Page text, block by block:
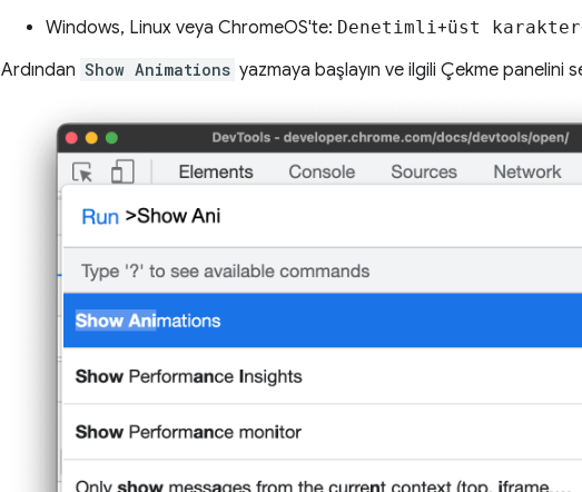
Windows, Linux veya ChromeOS'te: Denetimli +üst karakter
Ardından Show Animations yazmaya başlayın ve ilgili Çekme panelini